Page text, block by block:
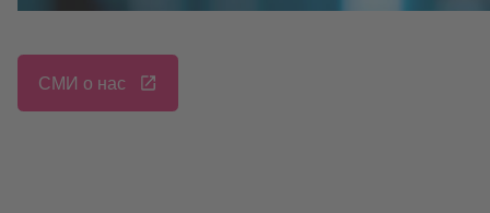
СМИ о нас